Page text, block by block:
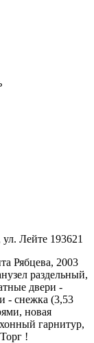
Лейте 193621
Рябцева, 2003
раздельный,
двери -
- снежка (3,53
новая
гарнитур,
!